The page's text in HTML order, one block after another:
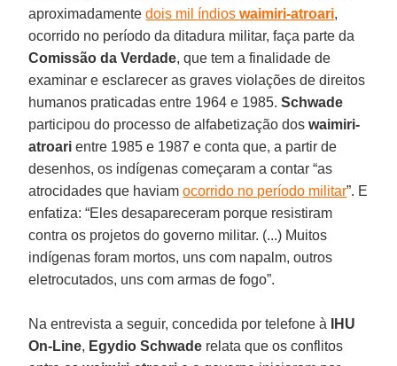
aproximadamentedois mil índioswaimiri-atroari,
ocorrido no período da ditadura militar, faça parte da
Comissão da Verdade, que tem a finalidade de
examinar e esclarecer as graves violações de direitos
humanos praticadas entre 1964 e 1985.Schwade
participou do processo de alfabetização doswaimiri-
atroari entre 1985 e 1987 e conta que, a partir de
desenhos, os indígenas começaram a contar “as
atrocidades que haviamocorrido no período militar”. E
enfatiza: “Eles desapareceram porque resistiram
contra os projetos do governo militar. (...) Muitos
indígenas foram mortos, uns com napalm, outros
eletrocutados, uns com armas de fogo”.
Na entrevista a seguir, concedida por telefone à
IHU
On-Line, Egydio Schwade relata que os conflitos